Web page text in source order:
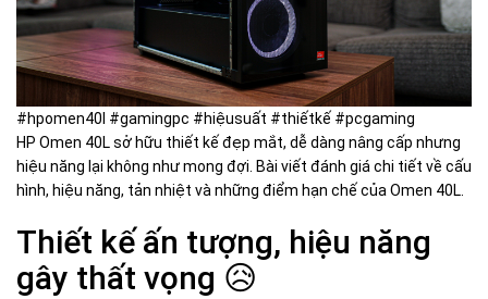
#hpomen40l #gamingpc #hiệusuất #thiếtkế #pcgaming
HP Omen 40L sở hữu thiết kế đẹp mắt, dễ dàng nâng cấp nhưng
hiệu năng lại không như mong đợi. Bài viết đánh giá chi tiết về cấu
hình, hiệu năng, tản nhiệt và những điểm hạn chế của Omen 40L.
Thiết kế ấn tượng, hiệu năng
gây thất vọng 😥